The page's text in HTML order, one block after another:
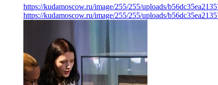
https://kudamoscow.ru/image/255/255/uploads/
https://kudamoscow.ru/image/255/255/uploads/